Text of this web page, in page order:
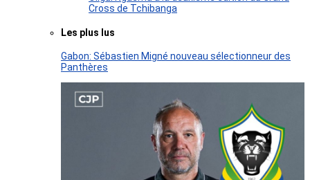
Cross de Tchibanga
Les plus lus
Gabon: Sébastien Migné nouveau sélectionneur des
Panthères